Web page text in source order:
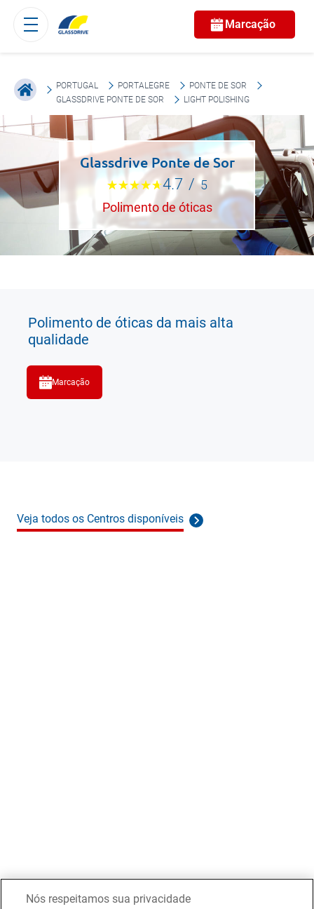
Marcação
PORTUGAL PORTALEGRE
PONTE DE SOR
GLASSDRIVE PONTE DE SOR
LIGHT POLISHING
Glassdrive Ponte de Sor
4.7 / 5
Polimento de óticas
Polimento de óticas da mais alta
qualidade
Marcação
Veja todos os Centros disponíveis
Nós respeitamos sua privacidade